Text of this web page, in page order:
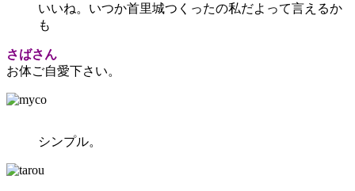
いいね。いつか首里城つくったの私だよって言えるか
も
さばさん
お体ご自愛下さい。
シンプル。